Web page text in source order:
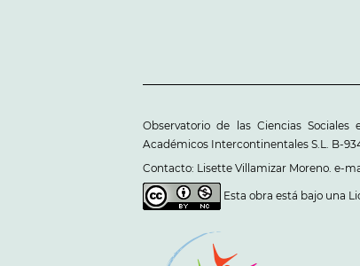
Observatorio de las Ciencias
Académicos Intercontinentales S.L. B-
Contacto: Lisette Villamizar Moreno. e-
Esta obra está bajo una